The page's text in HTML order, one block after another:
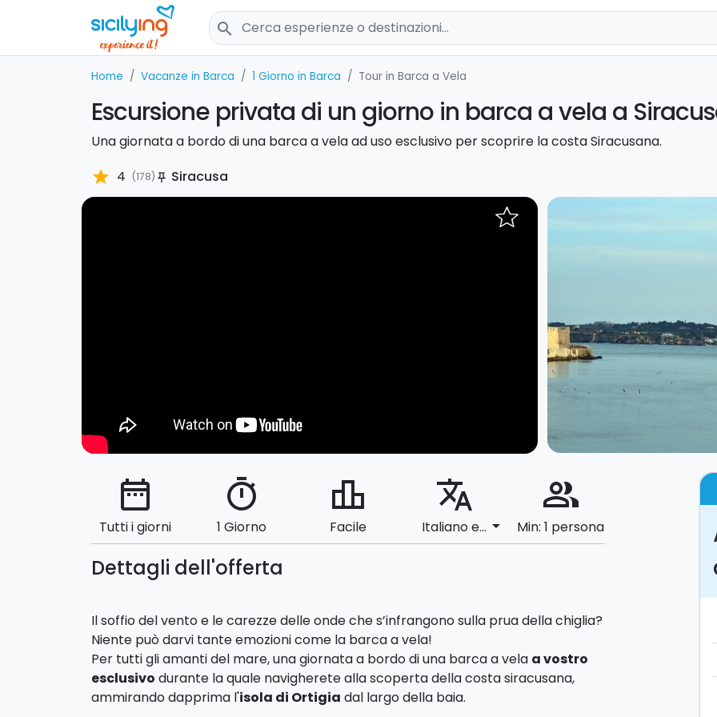
search
Home Vacanze in Barca 1 Giorno in Barca Tour in Barca a Vela
Escursione privata di un giorno in barca a vela a
Una giornata a bordo di una barca a vela ad uso esclusivo per scoprire la costa Siracusana.
star 4 (178) push_pin Siracusa
date_range
Tutti i giorni
timer
1 Giorno
leaderboard
Facile
translate
Italiano e... arrow_drop_down
people_alt
Min: 1 persona
Dettagli dell'offerta
Il soffio del vento e le carezze delle onde che s’infrangono sulla prua della chiglia?
Niente può darvi tante emozioni come la barca a vela!
Per tutti gli amanti del mare, una giornata a bordo di una barca a vela a vostro
esclusivo durante la quale navigherete alla scoperta della costa siracusana,
ammirando dapprima l'isola di Ortigia dal largo della baia.